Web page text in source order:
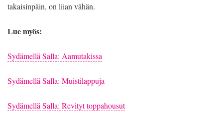
takaisinpäin, on liian vähän.
Lue myös:
Sydämellä Salla: Aamutakissa
Sydämellä Salla: Muistilappuja
Sydämellä Salla: Revityt toppahousut